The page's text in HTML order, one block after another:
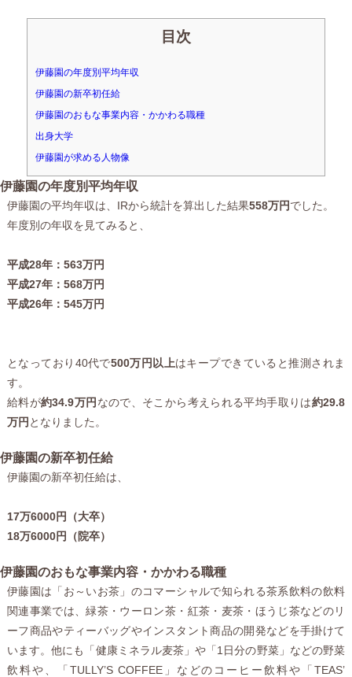
目次
伊藤園の年度別平均年収
伊藤園の新卒初任給
伊藤園のおもな事業内容・かかわる職種
出身大学
伊藤園が求める人物像
伊藤園の年度別平均年収
伊藤園の平均年収は、IRから統計を算出した結果558万円でした。
年度別の年収を見てみると、
平成28年：563万円
平成27年：568万円
平成26年：545万円
となっており40代で500万円以上はキープできていると推測されま
す。
給料が約34.9万円 なので、そこから考えられる平均手取りは約29.8
万円 となりました。
伊藤園の新卒初任給
伊藤園の新卒初任給は、
17万6000円（大卒）
18万6000円（院卒）
伊藤園のおもな事業内容・かかわる職種
伊藤園は「お～いお茶」のコマーシャルで知られる茶系飲料の飲料
関連事業では、緑茶・ウーロン茶・紅茶・麦茶・ほうじ茶などのリ
ーフ商品やティーバッグやインスタント商品の開発などを手掛けて
います。他にも「健康ミネラル麦茶」や「1日分の野菜」などの野菜
飲料や、「TULLY’S COFFEE」などのコーヒー飲料や「TEAS’